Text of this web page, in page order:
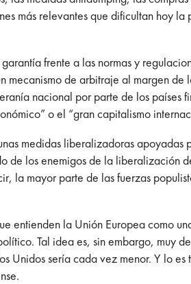
más relevantes que dificultan hoy la
frente a las normas y
mecanismo de arbitraje al margen de
nacional por parte de los países
o el “gran capitalismo
medidas liberalizadoras apoyadas
de los enemigos de la liberalización
la mayor parte de las fuerzas
entienden la Unión Europea como
Tal idea es, sin embargo, muy
sería cada vez menor. Y lo es